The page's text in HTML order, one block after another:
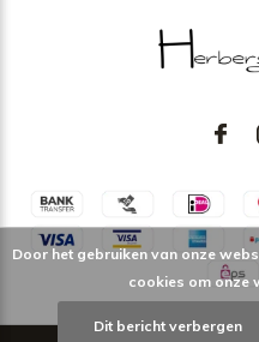
Door het gebruiken van onze
cookies om onze
Dit bericht verbergen